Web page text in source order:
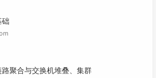
聚合与交换机堆叠、集群